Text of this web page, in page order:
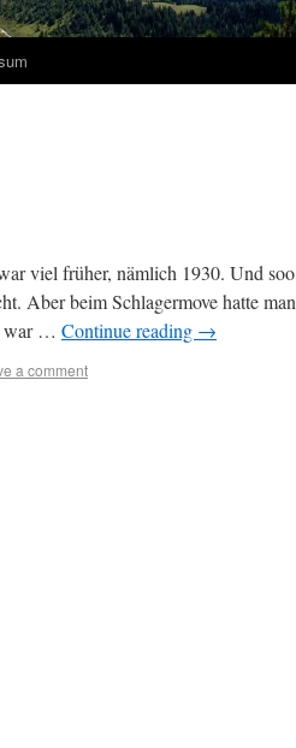
viel früher, nämlich 1930. Und soo
Aber beim Schlagermove hatte man
war … Continue reading →
a comment